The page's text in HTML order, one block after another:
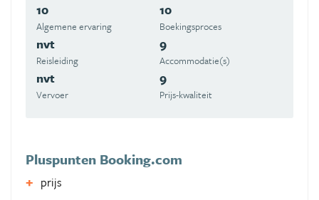
10
Algemene ervaring
10
Boekingsproces
nvt
Reisleiding
9
Accommodatie(s)
nvt
Vervoer
9
Prijs-kwaliteit
Pluspunten Booking.com
prijs